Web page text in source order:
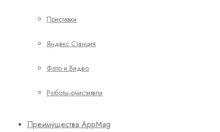
Приставки
Яндекс Станция
Фото и Видео
Роботы-очистители
Преимущества AppMag